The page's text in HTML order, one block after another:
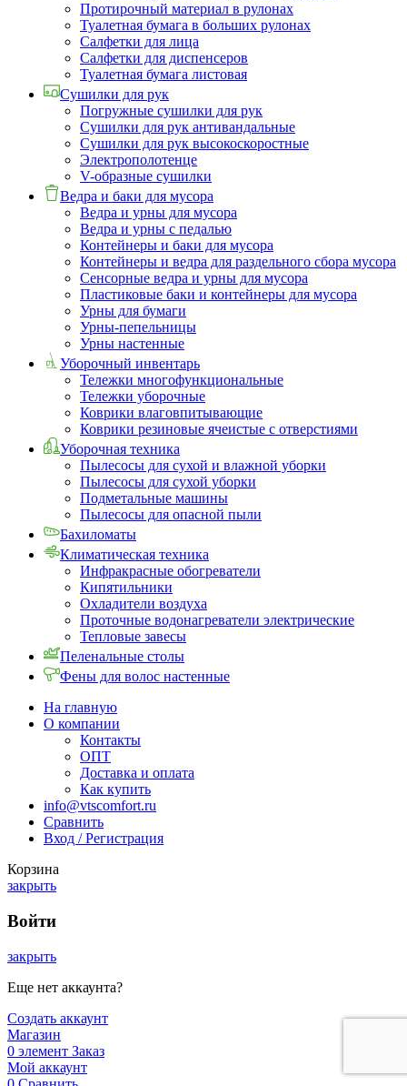
Протирочный материал в рулонах
Туалетная бумага в больших рулонах
Салфетки для лица
Салфетки для диспенсеров
Туалетная бумага листовая
Сушилки для рук
Погружные сушилки для рук
Сушилки для рук антивандальные
Сушилки для рук высокоскоростные
Электрополотенце
V-образные сушилки
Ведра и баки для мусора
Ведра и урны для мусора
Ведра и урны с педалью
Контейнеры и баки для мусора
Контейнеры и ведра для раздельного сбора мусора
Сенсорные ведра и урны для мусора
Пластиковые баки и контейнеры для мусора
Урны для бумаги
Урны-пепельницы
Урны настенные
Уборочный инвентарь
Тележки многофункциональные
Тележки уборочные
Коврики влаговпитывающие
Коврики резиновые ячеистые с отверстиями
Уборочная техника
Пылесосы для сухой и влажной уборки
Пылесосы для сухой уборки
Подметальные машины
Пылесосы для опасной пыли
Бахиломаты
Климатическая техника
Инфракрасные обогреватели
Кипятильники
Охладители воздуха
Проточные водонагреватели электрические
Тепловые завесы
Пеленальные столы
Фены для волос настенные
На главную
О компании
Контакты
ОПТ
Доставка и оплата
Как купить
info@vtscomfort.ru
Сравнить
Вход / Регистрация
Корзина
закрыть
Войти
закрыть
Еще нет аккаунта?
Создать аккаунт
Магазин
0 элемент Заказ
Мой аккаунт